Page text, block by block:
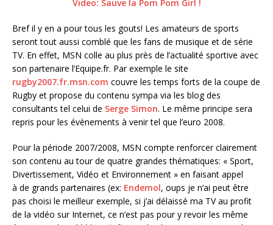
Video: Sauve la Pom Pom Girl !
Bref il y en a pour tous les gouts! Les amateurs de sports
seront tout aussi comblé que les fans de musique et de série
TV. En effet, MSN colle au plus près de l’actualité sportive avec
son partenaire l’Equipe.fr. Par exemple le site
rugby2007.fr.msn.com couvre les temps forts de la coupe de
Rugby et propose du contenu sympa via les blog des
consultants tel celui de Serge Simon. Le même principe sera
repris pour les évènements à venir tel que l’euro 2008.
Pour la période 2007/2008, MSN compte renforcer clairement
son contenu au tour de quatre grandes thématiques: « Sport,
Divertissement, Vidéo et Environnement » en faisant appel
à de grands partenaires (ex: Endemol, oups je n’ai peut être
pas choisi le meilleur exemple, si j’ai délaissé ma TV au profit
de la vidéo sur Internet, ce n’est pas pour y revoir les même